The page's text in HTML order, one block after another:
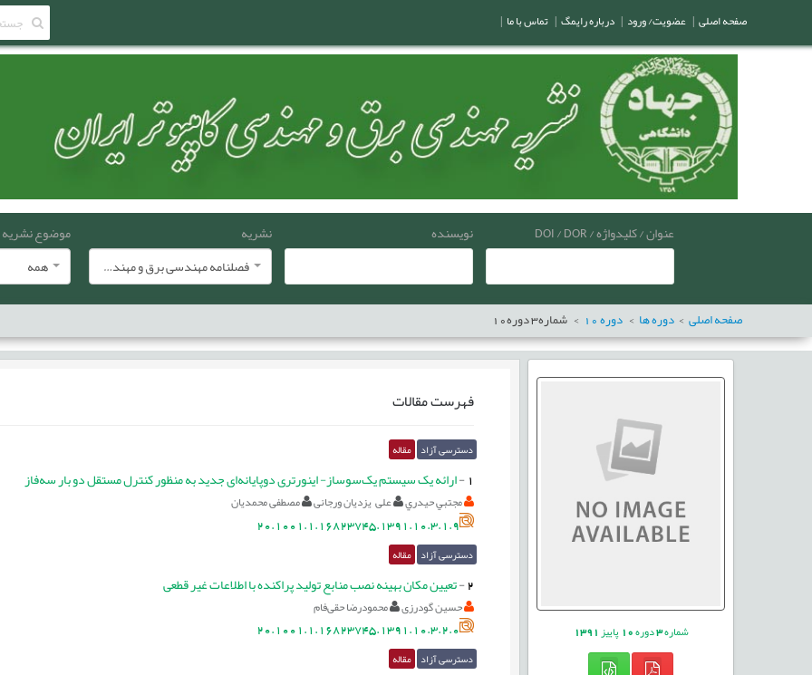
عنوان / کلیدواژه / DOI / DOR نویسنده
نشریه
فصلنامه مهندسی برق و مهندسی کامپيوتر ايران
موضوع نشریه
همه
صفحه اصلی دوره ها دوره شماره3دوره10
شماره3دوره10پاییز1391
فهرست مقالات
دسترسی آزاد مقاله
1
-ارائه یک سیستم یک‌سوساز- اینورتری دوپایانه‌ای جدید به منظور کنترل مستقل دو بار سه‌فاز
مجتبي حيدري علی یزدیان ورجانی مصطفی محمدیان
20.1001.1.16823745.1391.10.3.1.9
دسترسی آزاد مقاله
2
-تعیین مکان بهینه نصب منابع تولید پراکنده با اطلاعات غیر قطعی
حسین گودرزی محمودرضا حقی‌فام
20.1001.1.16823745.1391.10.3.2.0
دسترسی آزاد مقاله
صفحه اصلی | عضویت/ ورود | درباره رایمگ | تماس با ما |